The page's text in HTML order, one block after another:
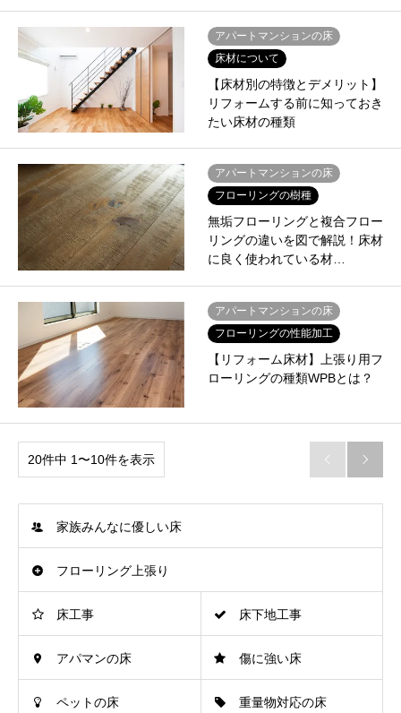
アパートマンションの床
床材について
【床材別の特徴とデメリット】
リフォームする前に知っておき
たい床材の種類
アパートマンションの床
フローリングの樹種
無垢フローリングと複合フロー
リングの違いを図で解説！床材
に良く使われている材…
アパートマンションの床
フローリングの性能加工
【リフォーム床材】上張り用フ
ローリングの種類WPBとは？
20件中 1〜10件を表示  
家族みんなに優しい床
フローリング上張り
床工事 床下地工事
アパマンの床 傷に強い床
ペットの床 重量物対応の床